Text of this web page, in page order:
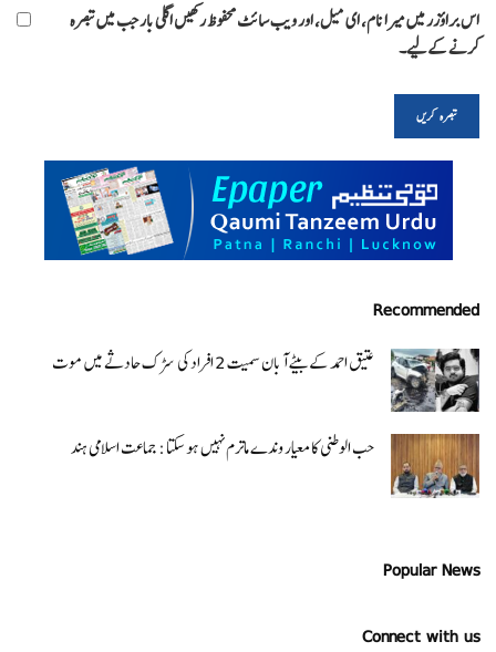
اس براؤزر میں میرا نام، ای میل، اور ویب سائٹ محفوظ رکھیں اگلی بار جب میں تبصرہ
کرنے کےلیے۔
Recommended
عتیق احمد کے بیٹے آبان سمیت 2 افراد کی سڑک حادثے میں موت
حب الوطنی کا معیار وندے ماترم نہیں ہو سکتا : جماعت اسلامی ہند
Popular News
Connect with us